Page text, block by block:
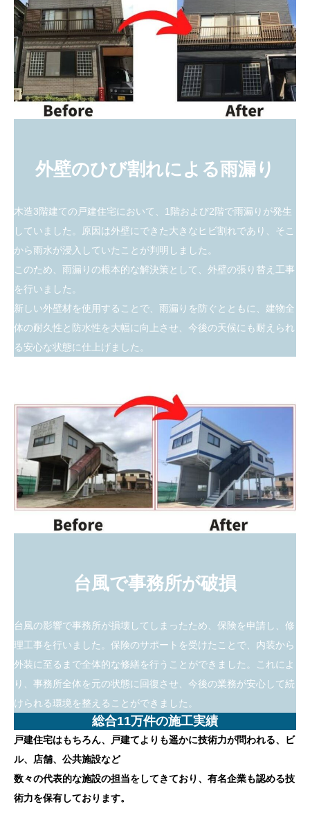
外壁のひび割れによる雨漏り
木造3階建ての戸建住宅において、1階および2階で雨漏りが発生
していました。原因は外壁にできた大きなヒビ割れであり、そこ
から雨水が浸入していたことが判明しました。
このため、雨漏りの根本的な解決策として、外壁の張り替え工事
を行いました。
新しい外壁材を使用することで、雨漏りを防ぐとともに、建物全
体の耐久性と防水性を大幅に向上させ、今後の天候にも耐えられ
る安心な状態に仕上げました。
台風で事務所が破損
台風の影響で事務所が損壊してしまったため、保険を申請し、修
理工事を行いました。保険のサポートを受けたことで、内装から
外装に至るまで全体的な修繕を行うことができました。これによ
り、事務所全体を元の状態に回復させ、今後の業務が安心して続
けられる環境を整えることができました。
総合11万件の施工実績
戸建住宅はもちろん、戸建てよりも遥かに技術力が問われる、ビ
ル、店舗、公共施設など
数々の代表的な施設の担当をしてきており、有名企業も認める技
術力を保有しております。